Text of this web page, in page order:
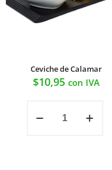
Ceviche de Calamar
$10,95 con IVA